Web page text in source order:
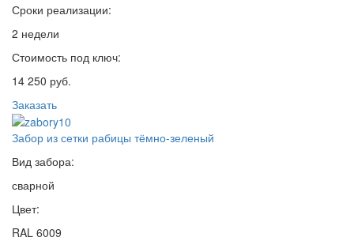
Сроки реализации:
2 недели
Стоимость под ключ:
14 250 руб.
Заказать
Забор из сетки рабицы тёмно-зеленый
Вид забора:
сварной
Цвет:
RAL 6009